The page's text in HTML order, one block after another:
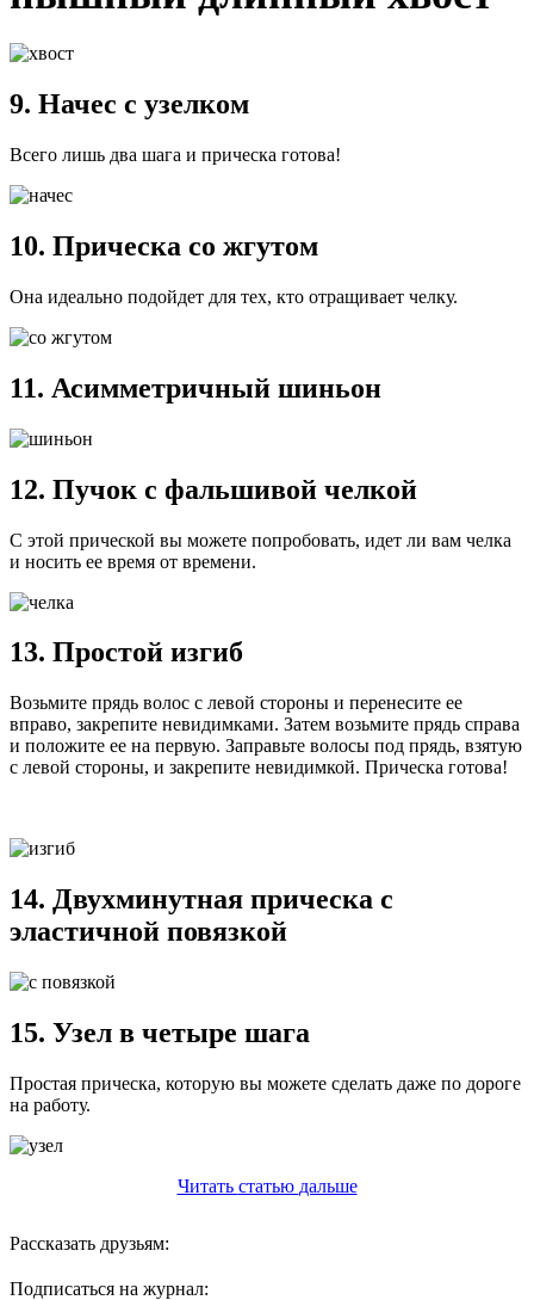
9. Начес с узелком
Всего лишь два шага и прическа готова!
10. Прическа со жгутом
Она идеально подойдет для тех, кто отращивает челку.
11. Асимметричный шиньон
12. Пучок с фальшивой челкой
С этой прической вы можете попробовать, идет ли вам челка
и носить ее время от времени.
13. Простой изгиб
Возьмите прядь волос с левой стороны и перенесите ее
вправо, закрепите невидимками. Затем возьмите прядь справа
и положите ее на первую. Заправьте волосы под прядь, взятую
с левой стороны, и закрепите невидимкой. Прическа готова!
14. Двухминутная прическа с
эластичной повязкой
15. Узел в четыре шага
Простая прическа, которую вы можете сделать даже по дороге
на работу.
Читать статью дальше
Рассказать друзьям:
Подписаться на журнал: